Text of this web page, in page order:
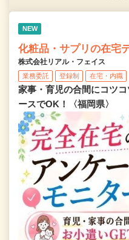
NEW
化粧品・サプリの在宅
株式会社リアル・フェイス
業務委託 登録制 在宅・内職
家事・育児の合間にコツ
ースでOK！〈福岡県〉